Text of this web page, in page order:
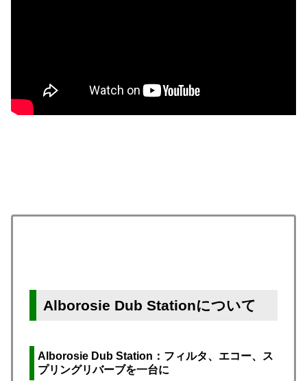
Alborosie Dub Stationについて
Alborosie Dub Station：フィルタ、エコー、ス
プリングリバーブを一台に